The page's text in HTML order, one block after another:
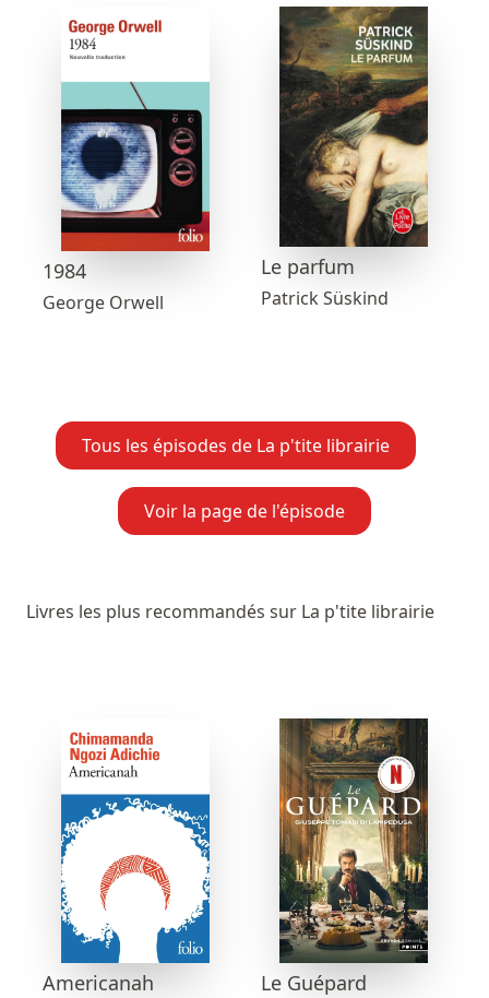
1984
George Orwell
Le parfum
Patrick Süskind
Tous les épisodes de La p'tite librairie
Voir la page de l'épisode
Livres les plus recommandés sur La p'tite librairie
Americanah Le Guépard